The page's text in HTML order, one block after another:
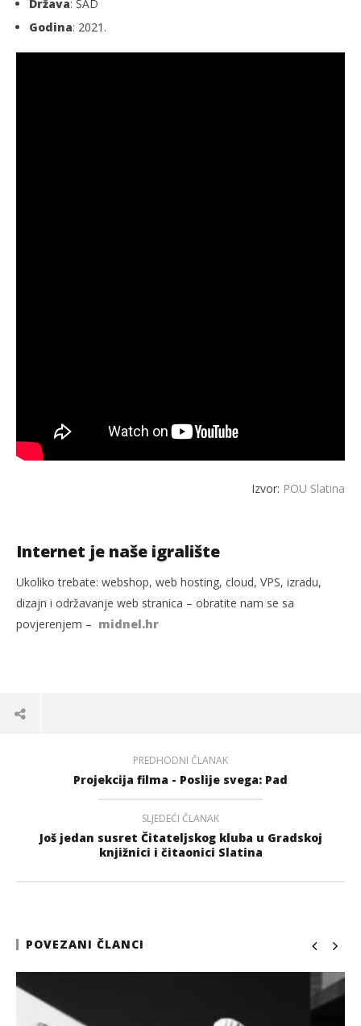
Država: SAD
Godina: 2021.
Izvor: POU Slatina
Internet je naše igralište
Ukoliko trebate: webshop, web hosting, cloud, VPS, izradu,
dizajn i održavanje web stranica – obratite nam se sa
povjerenjem – midnel.hr
PREDHODNI ČLANAK
Projekcija filma - Poslije svega: Pad
SLJEDEĆI ČLANAK
Još jedan susret Čitateljskog kluba u Gradskoj
knjižnici i čitaonici Slatina
POVEZANI ČLANCI